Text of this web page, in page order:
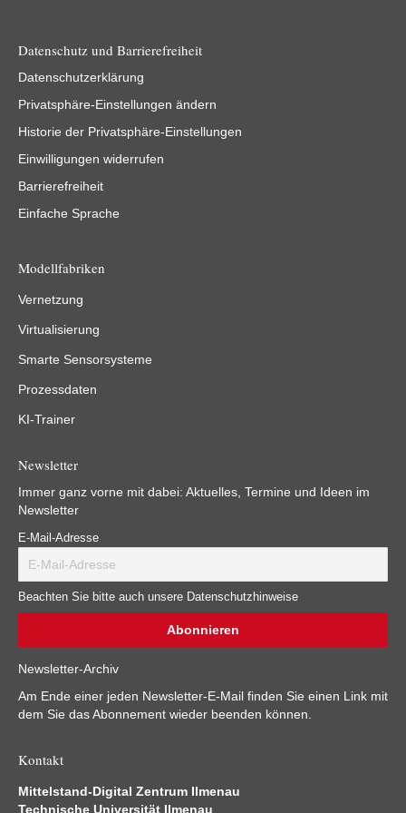
Datenschutz und Barrierefreiheit
Datenschutzerklärung
Privatsphäre-Einstellungen ändern
Historie der Privatsphäre-Einstellungen
Einwilligungen widerrufen
Barrierefreiheit
Einfache Sprache
Modellfabriken
Vernetzung
Virtualisierung
Smarte Sensorsysteme
Prozessdaten
KI-Trainer
Newsletter
Immer ganz vorne mit dabei: Aktuelles, Termine und Ideen im
Newsletter
E-Mail-Adresse
Beachten Sie bitte auch unsere Datenschutzhinweise
Newsletter-Archiv
Am Ende einer jeden Newsletter-E-Mail finden Sie einen Link mit
dem Sie das Abonnement wieder beenden können.
Kontakt
Mittelstand-Digital Zentrum Ilmenau
Technische Universität Ilmenau